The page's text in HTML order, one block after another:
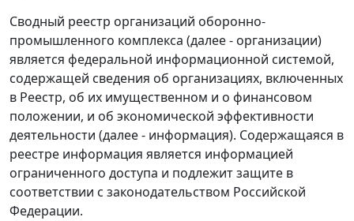
Сводный реестр организаций оборонно-
промышленного комплекса (далее - организации)
является федеральной информационной системой,
содержащей сведения об организациях, включенных
в Реестр, об их имущественном и о финансовом
положении, и об экономической эффективности
деятельности (далее - информация). Содержащаяся в
реестре информация является информацией
ограниченного доступа и подлежит защите в
соответствии с законодательством Российской
Федерации.